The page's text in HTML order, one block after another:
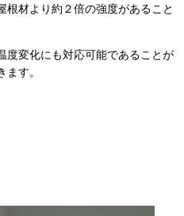
根材より約２倍の強度があること
度変化にも対応可能であることが
す。